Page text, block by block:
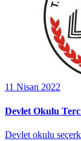
11 Nisan 2022
Devlet Okulu
Devlet okulu